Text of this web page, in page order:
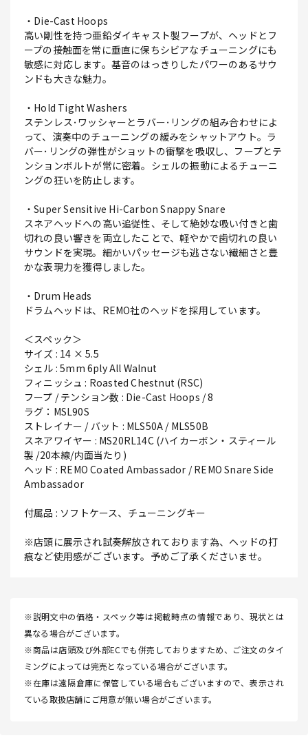
・Die-Cast Hoops
高い剛性を持つ亜鉛ダイキャスト製フープが、ヘッドとフ
ープの接触面を常に垂直に保ちシビアなチューニングにも
敏感に対応します。基音のはっきりしたパワーのあるサウ
ンドも大きな魅力。
・Hold Tight Washers
ステンレス･ワッシャーとラバー･リングの組み合わせによ
って、演奏中のチューニングの緩みをシャットアウト。ラ
バー･リングの弾性がショットの衝撃を吸収し、フープとテ
ンションボルトが常に密着。シェルの振動によるチューニ
ングの狂いを防止します。
・Super Sensitive Hi-Carbon Snappy Snare
スネアヘッドへの高い追従性、そして絶妙な吸い付きと歯
切れの良い響きを両立したことで、軽やかで歯切れの良い
サウンドを実現。細かいパッセージも逃さない繊細さと豊
かな表現力を獲得しました。
・Drum Heads
ドラムヘッドは、REMO社のヘッドを採用しています。
＜スペック＞
サイズ : 14 × 5.5
シェル : 5mm 6ply All Walnut
フィニッシュ : Roasted Chestnut (RSC)
フープ / テンション数 : Die-Cast Hoops / 8
ラグ：MSL90S
ストレイナー / バット : MLS50A / MLS50B
スネアワイヤー : MS20RL14C (ハイカーボン・スティール
製 /20本線/内面当たり)
ヘッド : REMO Coated Ambassador / REMO Snare Side
Ambassador
付属品 : ソフトケース、チューニングキー
※店頭に展示され試奏解放されております為、ヘッドの打
痕など使用感がございます。予めご了承くださいませ。
※説明文中の価格・スペック等は掲載時点の情報であり、現状とは
異なる場合がございます。
※商品は店頭及び外部ECでも併売しておりますため、ご注文のタイ
ミングによっては完売となっている場合がございます。
※在庫は遠隔倉庫に保管している場合もございますので、表示され
ている取扱店舗にご用意が無い場合がございます。